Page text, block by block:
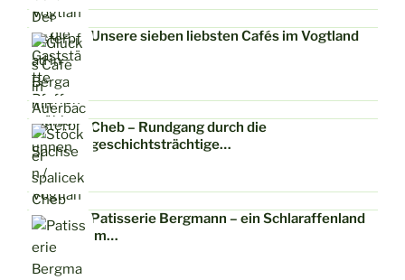
Unsere sieben liebsten Cafés im Vogtland
Cheb – Rundgang durch die
geschichtsträchtige…
Patisserie Bergmann – ein Schlaraffenland
im…